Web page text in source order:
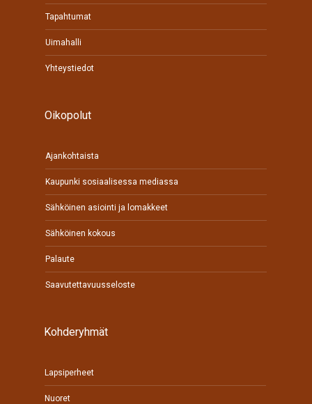
Tapahtumat
Uimahalli
Yhteystiedot
Oikopolut
Ajankohtaista
Kaupunki sosiaalisessa mediassa
Sähköinen asiointi ja lomakkeet
Sähköinen kokous
Palaute
Saavutettavuusseloste
Kohderyhmät
Lapsiperheet
Nuoret